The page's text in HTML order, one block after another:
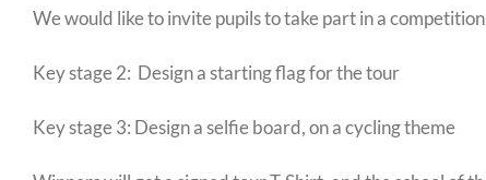
We would like to invite pupils to take part in a
Key stage 2: Design a starting flag for the tour
Key stage 3: Design a selfie board, on a cycling theme